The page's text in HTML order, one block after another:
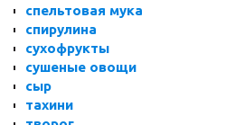
спельтовая мука
спирулина
сухофрукты
сушеные овощи
сыр
тахини